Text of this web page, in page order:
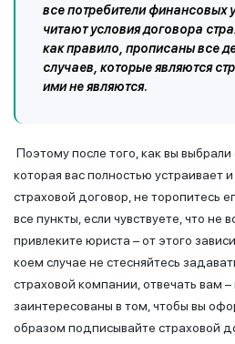
все потребители финансовых
читают условия договора
как правило, прописаны все
случаев, которые являются
ими не являются.
Поэтому после того, как вы
которая вас полностью устраивает
страховой договор, не торопитесь
все пункты, если чувствуете, что не
привлеките юриста – от этого
коем случае не стесняйтесь
страховой компании, отвечать вам –
заинтересованы в том, чтобы вы
образом подписывайте страховой